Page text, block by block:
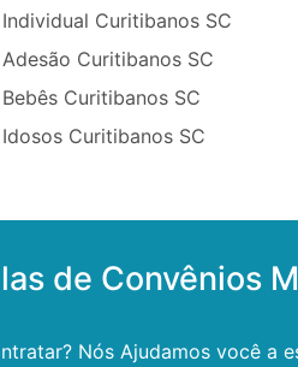
Curitibanos SC
Curitibanos SC
Curitibanos SC
Curitibanos SC
de Convênios
Nós Ajudamos você a